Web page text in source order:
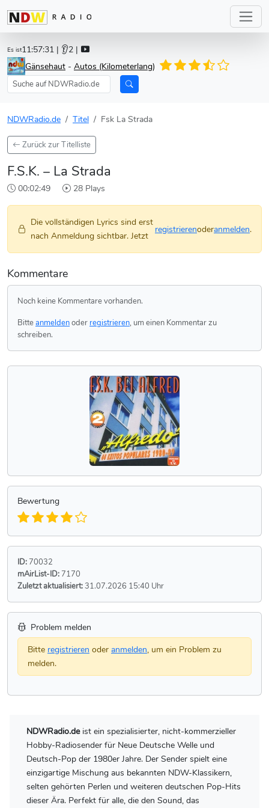
Es ist11:57:31 | 👂2 |
Gänsehaut - Autos (Kilometerlang)
NDWRadio.de Titel Fsk La Strada
Zurück zur Titelliste
F.S.K. – La Strada
00:02:49 28 Plays
Die vollständigen Lyrics sind erst
nach Anmeldung sichtbar. Jetzt
registrierenoderanmelden.
Kommentare
Noch keine Kommentare vorhanden.
Bitteanmeldenoder registrieren, um einen Kommentar zu
schreiben.
Bewertung
ID: 70032
mAirList-ID: 7170
Zuletzt aktualisiert:31.07.2026 15:40 Uhr
Problem melden
Bitte registrieren oder anmelden, um ein Problem zu
melden.
NDWRadio.deist ein spezialisierter, nicht-kommerzieller
Hobby-Radiosender für Neue Deutsche Welle und
Deutsch-Pop der 1980er Jahre. Der Sender spielt eine
einzigartige Mischung aus bekannten NDW-Klassikern,
selten gehörten Perlen und weiteren deutschen Pop-Hits
dieser Ära. Perfekt für alle, die den Sound, das